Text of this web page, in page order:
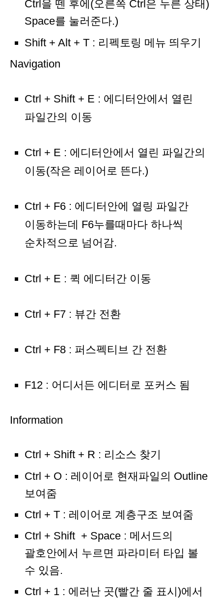
Ctrl을 뗀 후에(오른쪽 Ctrl은 누른 상태)
Space를 눌러준다.)
Shift + Alt + T : 리펙토링 메뉴 띄우기
Navigation
Ctrl + Shift + E : 에디터안에서 열린
파일간의 이동
Ctrl + E : 에디터안에서 열린 파일간의
이동(작은 레이어로 뜬다.)
Ctrl + F6 : 에디터안에 열링 파일간
이동하는데 F6누를때마다 하나씩
순차적으로 넘어감.
Ctrl + E : 퀵 에디터간 이동
Ctrl + F7 : 뷰간 전환
Ctrl + F8 : 퍼스펙티브 간 전환
F12 : 어디서든 에디터로 포커스 됨
Information
Ctrl + Shift + R : 리소스 찾기
Ctrl + O : 레이어로 현재파일의 Outline
보여줌
Ctrl + T : 레이어로 계층구조 보여줌
Ctrl + Shift + Space : 메서드의
괄호안에서 누르면 파라미터 타입 볼
수 있음.
Ctrl + 1 : 에러난 곳(빨간 줄 표시)에서